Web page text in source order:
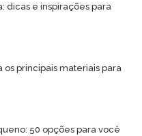
dicas e inspirações para
os principais materiais para
50 opções para você